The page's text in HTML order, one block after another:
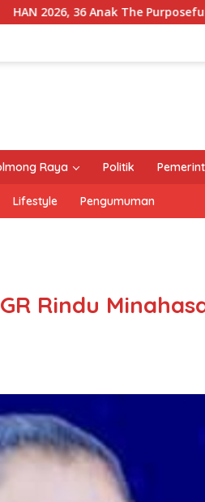
The Purposeful Kids Pelatihan
Raya Politik
Lifestyle Pengumuman
Rindu